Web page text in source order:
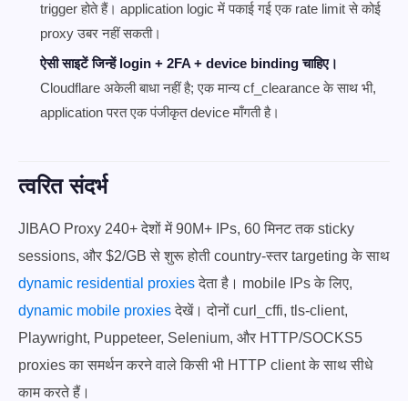
trigger होते हैं। application logic में पकाई गई एक rate limit से कोई
proxy उबर नहीं सकती।
ऐसी साइटें जिन्हें login + 2FA + device binding चाहिए।
Cloudflare अकेली बाधा नहीं है; एक मान्य cf_clearance के साथ भी,
application परत एक पंजीकृत device माँगती है।
त्वरित संदर्भ
JIBAO Proxy 240+ देशों में 90M+ IPs, 60 मिनट तक sticky
sessions, और $2/GB से शुरू होती country-स्तर targeting के साथ
dynamic residential proxiesदेता है। mobile IPs के लिए,
dynamic mobile proxiesदेखें। दोनों curl_cffi, tls-client,
Playwright, Puppeteer, Selenium, और HTTP/SOCKS5
proxies का समर्थन करने वाले किसी भी HTTP client के साथ सीधे
काम करते हैं।